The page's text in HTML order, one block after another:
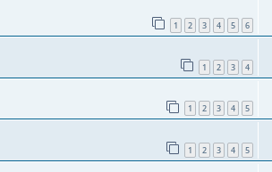
1 2 3 4 5 6
1 2 3 4
1 2 3 4 5
1 2 3 4 5